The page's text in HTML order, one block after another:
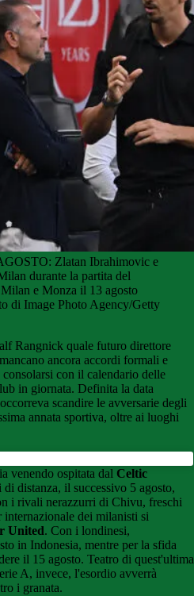
Zlatan Ibrahimovic e
durante la partita del
e Monza il 13 agosto
di Image Photo Agency/Getty
Rangnick quale futuro direttore
ancora accordi formali e
con il calendario delle
in giornata. Definita la data
scandire le avversarie degli
annata sportiva, oltre ai luoghi
venendo ospitata dal Celtic
distanza, il successivo 5 agosto,
i rivali nerazzurri di Chivu, freschi
dei milanisti si
United. Con i londinesi,
in Indonesia, mentre per la sfida
il 15 agosto. Teatro di quest'ultima
A, invece, l'esordio avverrà
i granata.